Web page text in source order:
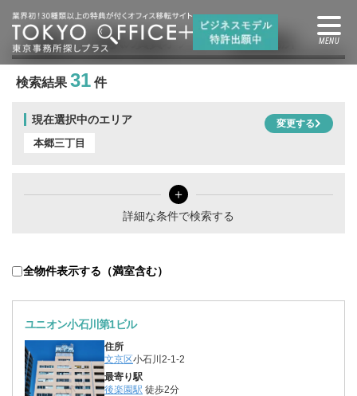
本郷三丁目駅 の賃貸オフィス・賃貸事務所
検索結果 31 件
現在選択中のエリア
本郷三丁目
変更する
＋
詳細な条件で検索する
全物件表示する（満室含む）
ユニオン小石川第1ビル
住所
文京区小石川2-1-2
最寄り駅
後楽園駅 徒歩2分